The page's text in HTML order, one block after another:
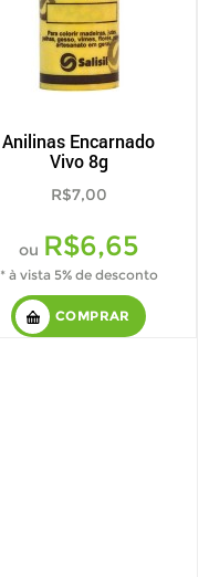
Anilinas Encarnado
Vivo 8g
R$7,00
ou R$6,65
* à vista 5% de desconto
COMPRAR